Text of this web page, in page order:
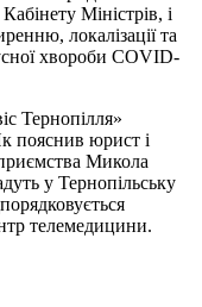
Міністрів, і
локалізації та
хвороби COVID-
Тернопілля»
пояснив юрист і
Микола
у Тернопільську
телемедицини.